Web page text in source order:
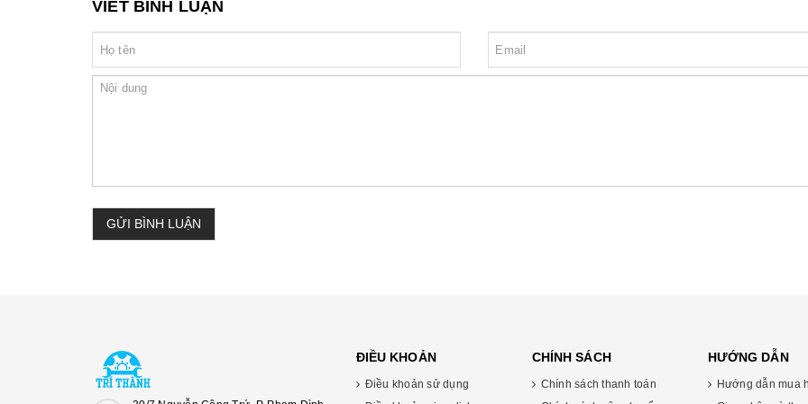
VIẾT BÌNH LUẬN
GỬI BÌNH LUẬN
ĐIỀU KHOẢN
Điều khoản sử dụng
CHÍNH SÁCH
Chính sách thanh toán
HƯỚNG DẪN
Hướng dẫn mua